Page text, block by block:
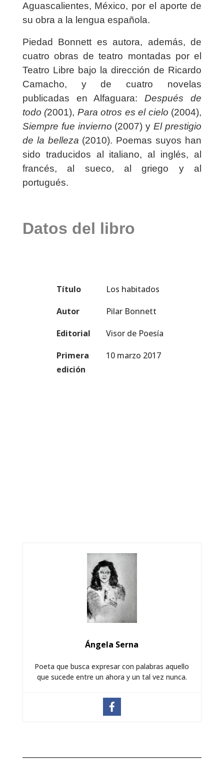
Aguascalientes, México, por el aporte de
su obra a la lengua española.
Piedad Bonnett es autora, además, de
cuatro obras de teatro montadas por el
Teatro Libre bajo la dirección de Ricardo
Camacho, y de cuatro novelas
publicadas en Alfaguara:Después de
todo (2001), Para otros es el cielo (2004),
Siempre fue invierno (2007) yEl prestigio
de la belleza (2010). Poemas suyos han
sido traducidos al italiano, al inglés, al
francés, al sueco, al griego y al
portugués.
Datos del libro
Título
Los habitados
Autor
Pilar Bonnett
Editorial
Visor de Poesía
Primera
edición
10 marzo 2017
Ángela Serna
Poeta que busca expresar con palabras aquello
que sucede entre un ahora y un tal vez nunca.